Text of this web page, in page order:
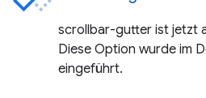
scrollbar-gutter ist jetzt
Diese Option wurde im
eingeführt.